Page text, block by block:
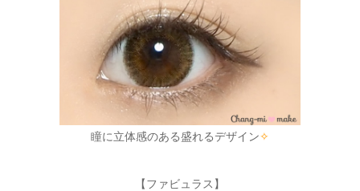
瞳に立体感のある盛れるデザイン✧
【ファビュラス】